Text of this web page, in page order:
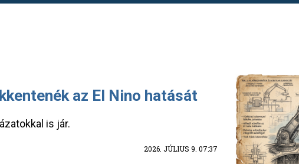
az El Nino hatását
is jár.
2026. JÚLIUS 9. 07:37